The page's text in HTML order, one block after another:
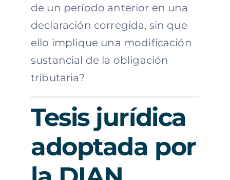
de un período anterior en una
declaración corregida, sin que
ello implique una modificación
sustancial de la obligación
tributaria?
Tesis jurídica
adoptada por